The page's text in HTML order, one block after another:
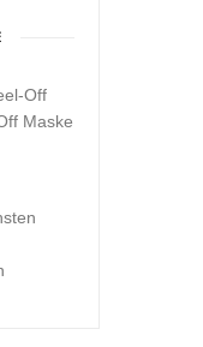
Off
Maske